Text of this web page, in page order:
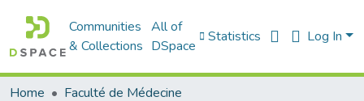
Communities
& Collections
All of
DSpace
Statistics Log In
Home
Faculté de Médecine